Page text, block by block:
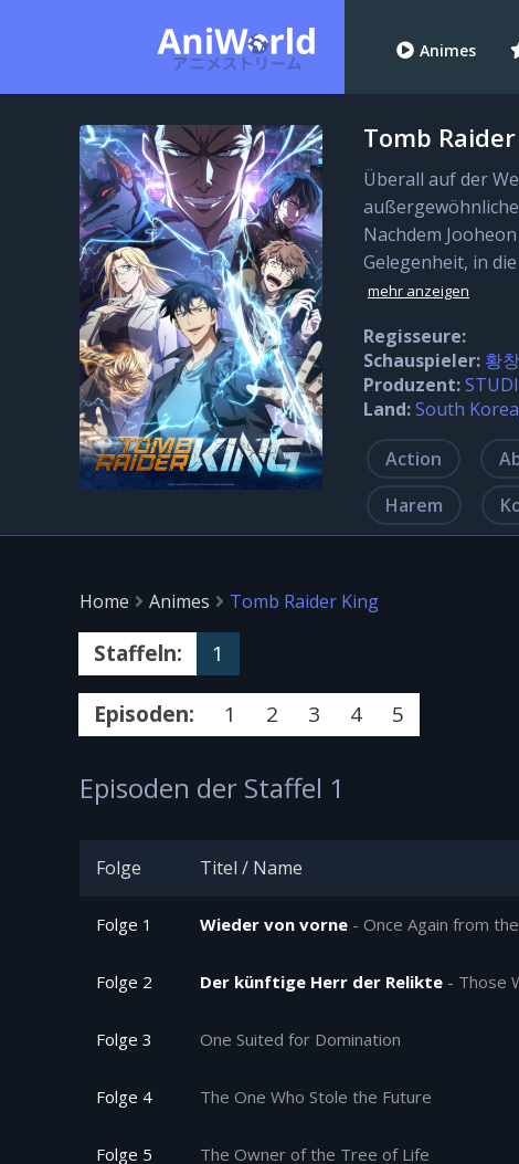
Animes
Tomb
Überall auf der
Nachdem
Gelegenheit, in
mehr anzeigen
Regisseure:
Schauspieler: 황
Produzent:
Land:South Korea
Action
Harem
Home
Animes Tomb Raider King
Staffeln: 1
Episoden: 1 2 3 4 5
Episoden der Staffel 1
Folge Titel / Name
Folge 1 Wieder von vorne - Once Again from
Folge 2 Der künftige Herr der Relikte - Those
Folge 3 One Suited for Domination
Folge 4 The One Who Stole the Future
Folge 5 The Owner of the Tree of Life